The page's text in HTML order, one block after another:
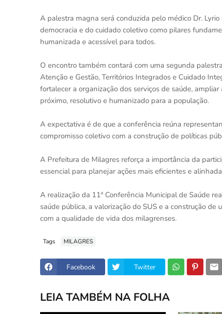
A palestra magna será conduzida pelo médico Dr.
democracia e do cuidado coletivo como pilares
humanizada e acessível para todos.
O encontro também contará com uma segunda
Atenção e Gestão, Territórios Integrados e Cuidado
fortalecer a organização dos serviços de saúde,
próximo, resolutivo e humanizado para a população.
A expectativa é de que a conferência reúna
compromisso coletivo com a construção de políticas
A Prefeitura de Milagres reforça a importância da
essencial para planejar ações mais eficientes e
A realização da 11ª Conferência Municipal de Saúde
saúde pública, a valorização do SUS e a construção
com a qualidade de vida dos milagrenses.
Tags MILAGRES
Facebook Twitter
LEIA TAMBÉM NA FOLHA